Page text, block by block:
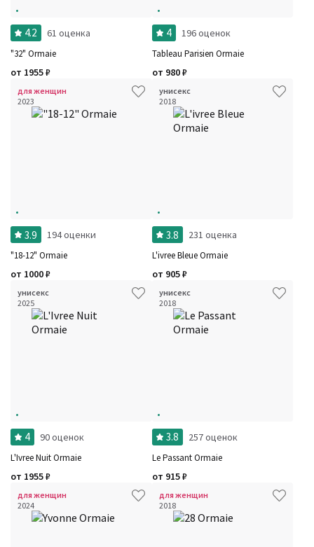
Сбросить
4.2 61 оценка
"32" Ormaie
от 1955₽
4 196 оценок
Tableau Parisien Ormaie
от 980₽
для женщин
2023
3.9 194 оценки
"18-12" Ormaie
от 1000₽
унисекс
2018
3.8 231 оценка
L'ivree Bleue Ormaie
от 905₽
унисекс
2025
4 90 оценок
L'Ivree Nuit Ormaie
от 1955₽
унисекс
2018
3.8 257 оценок
Le Passant Ormaie
от 915₽
для женщин
2024
для женщин
2018